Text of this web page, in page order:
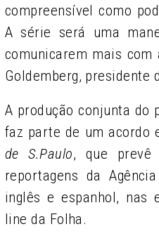
compreensível como
A série será uma
comunicarem mais com
Goldemberg, presidente
A produção conjunta do
faz parte de um acordo
de S.Paulo, que prevê
reportagens da
inglês e espanhol, nas
line da Folha.